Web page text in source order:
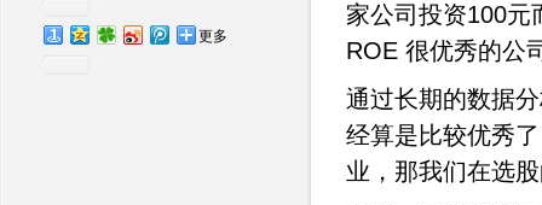
更多
家公司投资100元
ROE 很优秀的公
通过长期的数据
经算是比较优秀
业，那我们在选